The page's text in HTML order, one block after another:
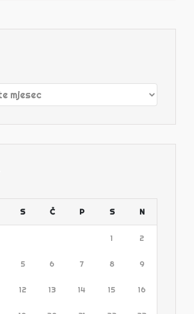
S Č P S N
1 2
5 6 7 8 9
12 13 14 15 16